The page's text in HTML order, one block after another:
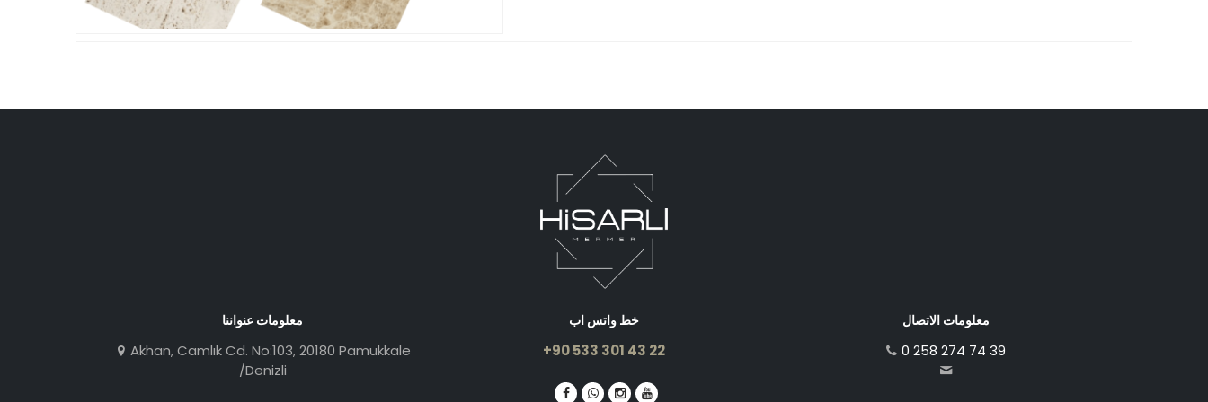
معلومات عنواننا
Akhan, Camlık Cd. No:103, 20180 Pamukkale
/Denizli
خط واتس اب
+90 533 301 43 22
معلومات الاتصال
0 258 274 74 39